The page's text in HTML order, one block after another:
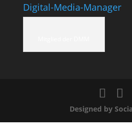
Digital-Media-Manager
Designed by